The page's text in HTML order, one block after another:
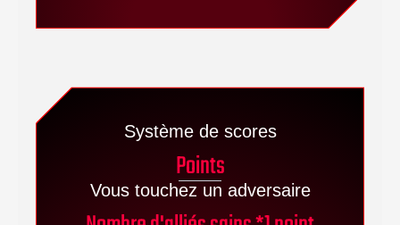
Système de scores
Points
Vous touchez un adversaire